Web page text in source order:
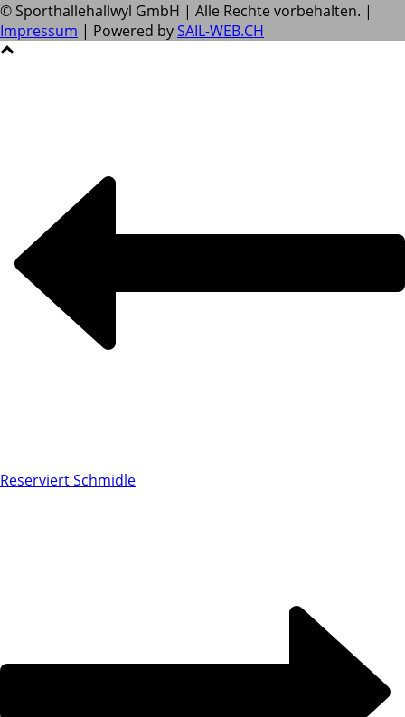
© Sporthallehallwyl GmbH | Alle Rechte vorbehalten. |
Impressum | Powered by SAIL-WEB.CH
Reserviert Schmidle